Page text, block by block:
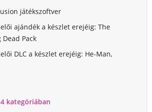
játékszoftver
ajándék a készlet erejéig: The
Dead Pack
DLC a készlet erejéig: He-Man,
kategóriában